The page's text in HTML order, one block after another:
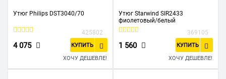
Утюг Philips DST3040/70
425802
4 075 КУПИТЬ
ХОЧУ ДЕШЕВЛЕ!
Утюг Starwind SIR2433
фиолетовый/белый
369105
1 560 КУПИТЬ
ХОЧУ ДЕШЕВЛЕ!